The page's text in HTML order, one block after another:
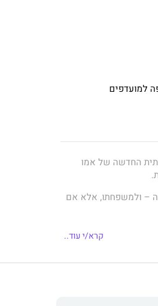
למועדפים
החדשה של אמו
– ולמשפחתו, אלא אם
אל עולמו של דנטה.
מודעת לחשדותיו,
קרא/י עוד..